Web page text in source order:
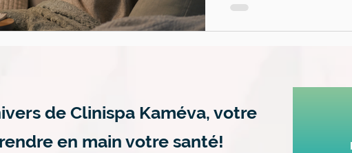
grâce à une approche
de Clinispa Kaméva, votre
en main votre santé!